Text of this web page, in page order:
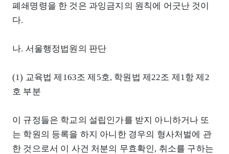
폐쇄명령을 한 것은 과잉금지의 원칙에 어긋난 것이
다.
나. 서울행정법원의 판단
(1) 교육법 제163조 제5호, 학원법 제22조 제1항 제2
호 부분
이 규정들은 학교의 설립인가를 받지 아니하거나 또
는 학원의 등록을 하지 아니한 경우의 형사처벌에 관
한 것으로서 이 사건 처분의 무효확인, 취소를 구하는